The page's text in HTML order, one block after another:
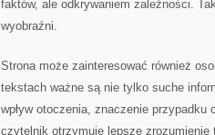
faktów, ale odkrywaniem zależności.
wyobraźni.
Strona może zainteresować również
tekstach ważne są nie tylko suche
wpływ otoczenia, znaczenie
czytelnik otrzymuje lepsze